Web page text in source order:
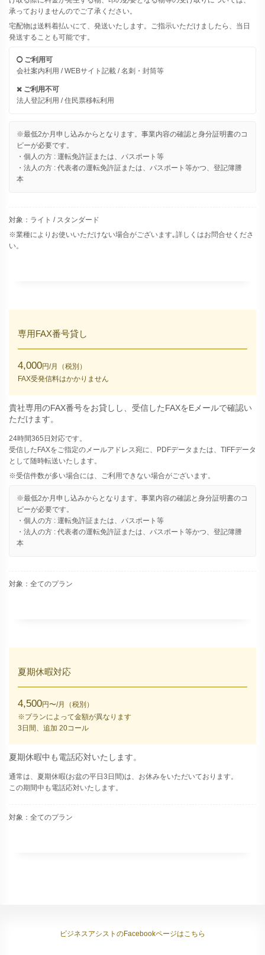
承っておりませんのでご了承ください。
宅配物は送料着払いにて、発送いたします。ご指示いただけましたら、当日
発送することも可能です。
ご利用可
会社案内利用 / WEBサイト記載 / 名刺・封筒等
ご利用不可
法人登記利用 / 住民票移転利用
※最低2か月申し込みからとなります。事業内容の確認と身分証明書のコ
ピーが必要です。
・個人の方 : 運転免許証または、パスポート等
・法人の方 : 代表者の運転免許証または、パスポート等かつ、登記簿謄
本
対象：ライト / スタンダード
※業種によりお使いいただけない場合がございます｡詳しくはお問合せくださ
い。
専用FAX番号貸し
4,000円/月（税別）
FAX受発信料はかかりません
貴社専用のFAX番号をお貸しし、受信したFAXをEメールで確認い
ただけます。
24時間365日対応です。
受信したFAXをご指定のメールアドレス宛に、PDFデータまたは、TIFFデータ
として随時転送いたします。
※受信件数が多い場合には、ご利用できない場合がございます。
※最低2か月申し込みからとなります。事業内容の確認と身分証明書のコ
ピーが必要です。
・個人の方 : 運転免許証または、パスポート等
・法人の方 : 代表者の運転免許証または、パスポート等かつ、登記簿謄
本
対象：全てのプラン
夏期休暇対応
4,500円〜/月（税別）
※プランによって金額が異なります
3日間、追加 20コール
夏期休暇中も電話応対いたします。
通常は、夏期休暇(お盆の平日3日間)は、お休みをいただいております。
この期間中も電話応対いたします。
対象：全てのプラン
ビジネスアシストのFacebookページはこちら